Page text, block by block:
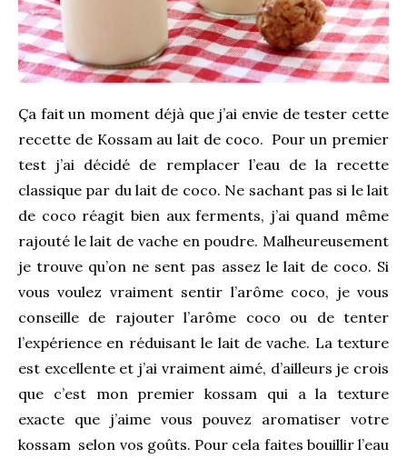
Ça fait un moment déjà que j’ai envie de tester cette
recette de Kossam au lait de coco. Pour un premier
test j’ai décidé de remplacer l’eau de la recette
classique par du lait de coco. Ne sachant pas si le lait
de coco réagit bien aux ferments, j’ai quand même
rajouté le lait de vache en poudre. Malheureusement
je trouve qu’on ne sent pas assez le lait de coco. Si
vous voulez vraiment sentir l’arôme coco, je vous
conseille de rajouter l’arôme coco ou de tenter
l’expérience en réduisant le lait de vache. La texture
est excellente et j’ai vraiment aimé, d’ailleurs je crois
que c’est mon premier kossam qui a la texture
exacte que j’aime vous pouvez aromatiser votre
kossam selon vos goûts. Pour cela faites bouillir l’eau